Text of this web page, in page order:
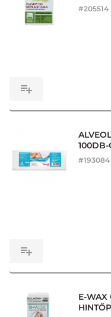
#205514
100DB-
#193084
E-WAX